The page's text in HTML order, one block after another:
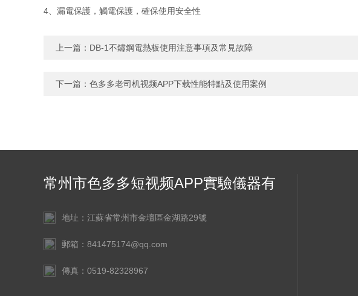
4、漏電保護，觸電保護，確保使用安全性
上一篇： DB-1不鏽鋼電熱板使用注意事項及常見故障
下一篇： 色多多老司机视频APP下载性能特點及使用案例
常州市色多多短视频APP實驗儀器有
地址：江蘇省常州市金壇區金湖路29號
郵箱：841475174@qq.com
傳真：0519-82328967